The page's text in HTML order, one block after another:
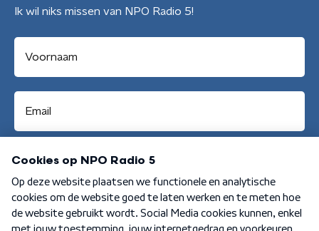
Ik wil niks missen van NPO Radio 5!
Aanmelden
Algemene voorwaarden